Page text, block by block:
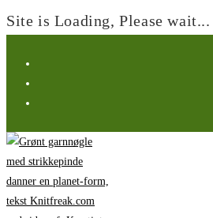
Site is Loading, Please wait...
indhold